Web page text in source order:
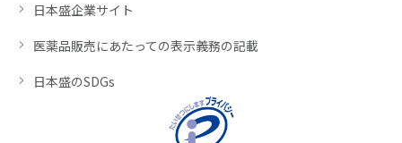
日本盛企業サイト
医薬品販売にあたっての表示義務の記載
日本盛のSDGs